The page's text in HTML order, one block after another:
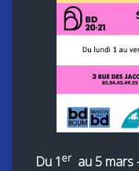
Du 1er au 5 mars